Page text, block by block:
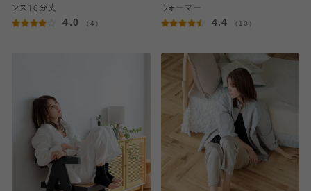
ンス10分丈
4.0 （4）
ウォーマー
4.4 （10）